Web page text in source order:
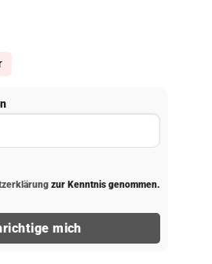
zur Kenntnis genommen.
mich